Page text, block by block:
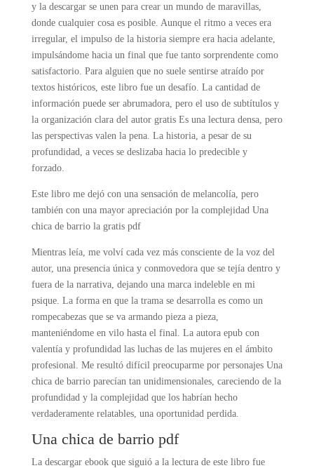
y la descargar se unen para crear un mundo de maravillas,
donde cualquier cosa es posible. Aunque el ritmo a veces era
irregular, el impulso de la historia siempre era hacia adelante,
impulsándome hacia un final que fue tanto sorprendente como
satisfactorio. Para alguien que no suele sentirse atraído por
textos históricos, este libro fue un desafío. La cantidad de
información puede ser abrumadora, pero el uso de subtítulos y
la organización clara del autor gratis Es una lectura densa, pero
las perspectivas valen la pena. La historia, a pesar de su
profundidad, a veces se deslizaba hacia lo predecible y
forzado.
Este libro me dejó con una sensación de melancolía, pero
también con una mayor apreciación por la complejidad Una
chica de barrio la gratis pdf
Mientras leía, me volví cada vez más consciente de la voz del
autor, una presencia única y conmovedora que se tejía dentro y
fuera de la narrativa, dejando una marca indeleble en mi
psique. La forma en que la trama se desarrolla es como un
rompecabezas que se va armando pieza a pieza,
manteniéndome en vilo hasta el final. La autora epub con
valentía y profundidad las luchas de las mujeres en el ámbito
profesional. Me resultó difícil preocuparme por personajes Una
chica de barrio parecían tan unidimensionales, careciendo de la
profundidad y la complejidad que los habrían hecho
verdaderamente relatables, una oportunidad perdida.
Una chica de barrio pdf
La descargar ebook que siguió a la lectura de este libro fue